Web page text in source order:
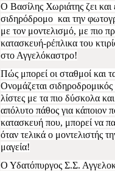
Ο Βασίλης Χωριάτης ζει
σιδηρόδρομο και την
με τον μοντελισμό, με πιο
κατασκευή-ρέπλικα του
στο Αγγελόκαστρο!
Πώς μπορεί οι σταθμοί και
Ονομάζεται σιδηροδρομικός
λίστες με τα πιο δύσκολα
απόλυτο πάθος για κάποιον
κατασκευή που, μπορεί να
όταν τελικά ο μοντελιστής
μαγεία!
Ο Υδατόπυργος Σ.Σ.